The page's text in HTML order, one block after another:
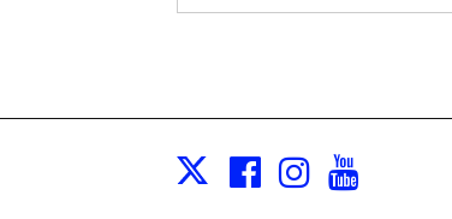
X Facebook
Instagram